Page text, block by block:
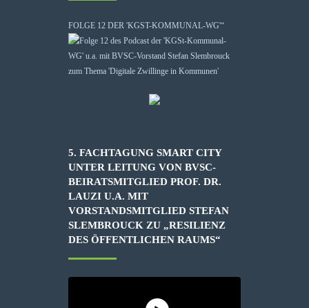
FOLGE 12 DER 'KGST-KOMMUNAL-WG'“
5. FACHTAGUNG SMART CITY
UNTER LEITUNG VON BVSC-
BEIRATSMITGLIED PROF. DR.
LAUZI U.A. MIT
VORSTANDSMITGLIED STEFAN
SLEMBROUCK ZU „RESILIENZ
DES ÖFFENTLICHEN RAUMS“